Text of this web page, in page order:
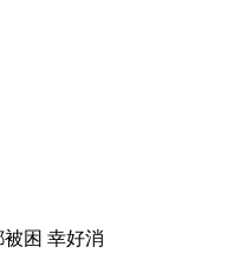
困 幸好消